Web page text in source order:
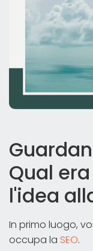
Qual
l'idea
In primo luogo,
occupa la SEO.